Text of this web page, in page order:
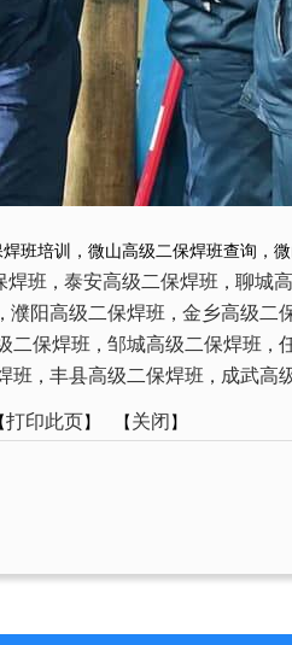
班培训，微山高级二保焊班查询，
焊班 ， 泰安高级二保焊班 ， 聊城
， 濮阳高级二保焊班 ， 金乡高级二
二保焊班 ， 邹城高级二保焊班 ，
班 ， 丰县高级二保焊班 ， 成武高
打印此页】 【 关闭 】